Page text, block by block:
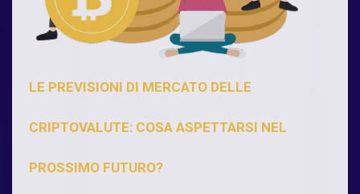
LE PREVISIONI DI MERCATO DELLE
CRIPTOVALUTE: COSA ASPETTARSI NEL
PROSSIMO FUTURO?